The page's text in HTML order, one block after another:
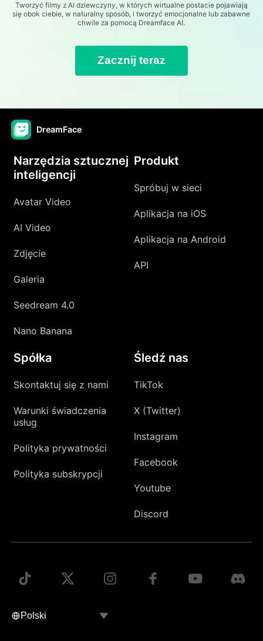
Tworzyć filmy z AI dziewczyny, w których wirtualne postacie pojawiają
się obok ciebie, w naturalny sposób, i tworzyć emocjonalne lub zabawne
chwile za pomocą Dreamface AI.
Zacznij teraz
DreamFace
Narzędzia sztucznej
inteligencji
Avatar Video
AI Video
Zdjęcie
Galeria
Seedream 4.0
Nano Banana
Produkt
Spróbuj w sieci
Aplikacja na iOS
Aplikacja na Android
API
Spółka
Skontaktuj się z nami
Warunki świadczenia
usług
Polityka prywatności
Polityka subskrypcji
Śledź nas
TikTok
X (Twitter)
Instagram
Facebook
Youtube
Discord